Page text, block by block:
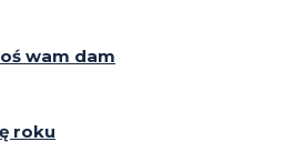
wam dam
roku